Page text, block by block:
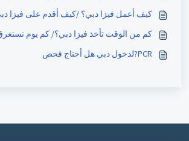
كيف أعمل فيزا دبي؟ /كيف أقدم على فيزا
كم من الوقت تأخذ فيزا دبي؟/ كم يوم تستغرق فيزا دبي؟
PCR?لدخول دبي هل أحتاج فحص